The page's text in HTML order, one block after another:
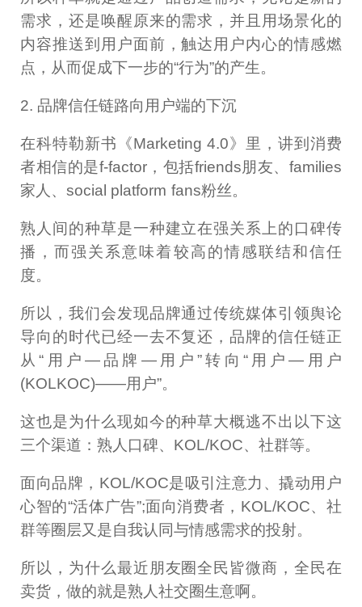
需求，还是唤醒原来的需求，并且用场景化的
内容推送到用户面前，触达用户内心的情感燃
点，从而促成下一步的“行为”的产生。
2. 品牌信任链路向用户端的下沉
在科特勒新书《Marketing 4.0》里，讲到消费
者相信的是f-factor，包括friends朋友、families
家人、social platform fans粉丝。
熟人间的种草是一种建立在强关系上的口碑传
播，而强关系意味着较高的情感联结和信任
度。
所以，我们会发现品牌通过传统媒体引领舆论
导向的时代已经一去不复还，品牌的信任链正
从“用户—品牌—用户”转向“用户—用户
(KOLKOC)——用户”。
这也是为什么现如今的种草大概逃不出以下这
三个渠道：熟人口碑、KOL/KOC、社群等。
面向品牌，KOL/KOC是吸引注意力、撬动用户
心智的“活体广告”;面向消费者，KOL/KOC、社
群等圈层又是自我认同与情感需求的投射。
所以，为什么最近朋友圈全民皆微商，全民在
卖货，做的就是熟人社交圈生意啊。